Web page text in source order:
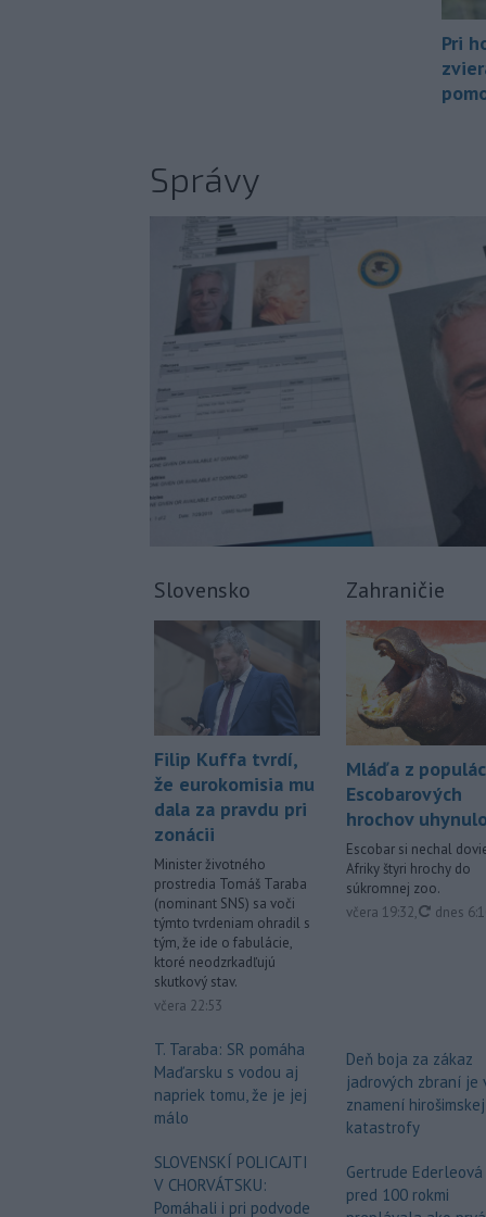
Pri
Správy
Slovensko
Filip Kuffa tvrdí,
že eurokomisia mu
dala za pravdu pri
zonácii
Minister životného
prostredia Tomáš Taraba
(nominant SNS) sa voči
týmto tvrdeniam ohradil s
tým, že ide o fabulácie,
ktoré neodzrkadľujú
skutkový stav.
včera 22:53
T. Taraba: SR pomáha
Maďarsku s vodou aj
napriek tomu, že je jej
málo
SLOVENSKÍ POLICAJTI
V CHORVÁTSKU:
Pomáhali i pri podvode
Zahraničie
Mláďa z
Escobarových
hrochov
Escobar si nechal
Afriky štyri hrochy do
súkromnej zoo.
včera 19:32, dnes
Deň boja za zákaz
jadrových zbraní je
znamení hirošimskej
katastrofy
Gertrude Ederleová
pred 100 rokmi